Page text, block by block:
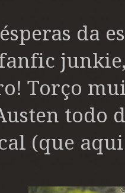
da
Torço
todo
(que aqui